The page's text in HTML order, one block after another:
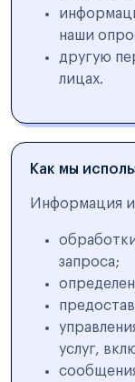
наши
другую
лицах.
Как мы
Информация
запроса;
услуг,